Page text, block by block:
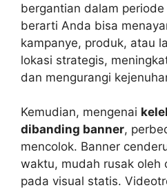
bergantian dalam
berarti Anda bisa
kampanye, produk, atau
lokasi strategis,
dan mengurangi
Kemudian, mengenai
dibanding banner,
mencolok. Banner
waktu, mudah rusak oleh
pada visual statis.